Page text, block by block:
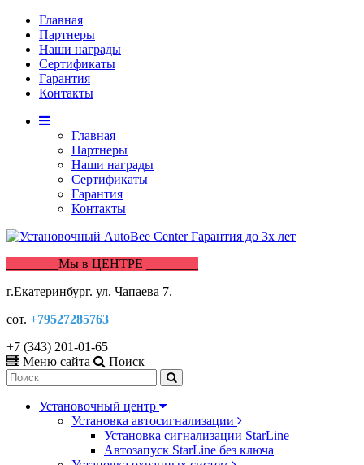
Главная
Партнеры
Наши награды
Сертификаты
Гарантия
Контакты
Главная
Партнеры
Наши награды
Сертификаты
Гарантия
Контакты
________Мы в ЦЕНТРЕ ________
г.Екатеринбург. ул. Чапаева 7.
сот. +79527285763
+7 (343) 201-01-65
Меню сайта
Поиск
Установочный центр
Установка автосигнализации
Установка сигнализации StarLine
Автозапуск StarLine без ключа